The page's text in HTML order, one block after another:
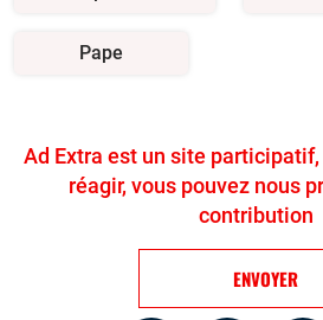
Pape
Ad Extra est un site
réagir, vous pouvez nous
contribution
ENVOYER